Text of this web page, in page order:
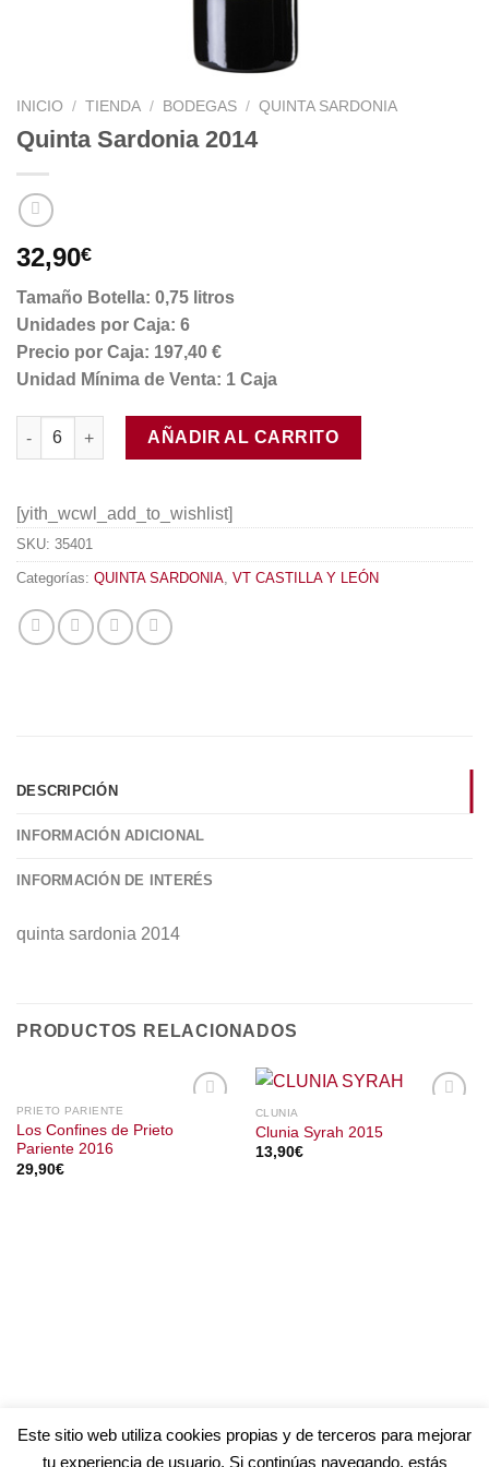
INICIO / TIENDA / BODEGAS / QUINTA SARDONIA
Quinta Sardonia 2014
32,90€
Tamaño Botella: 0,75 litros
Unidades por Caja: 6
Precio por Caja: 197,40 €
Unidad Mínima de Venta: 1 Caja
Quinta Sardonia 2014 cantidad
AÑADIR AL CARRITO
[yith_wcwl_add_to_wishlist]
SKU: 35401
Categorías: QUINTA SARDONIA, VT CASTILLA Y LEÓN
DESCRIPCIÓN
INFORMACIÓN ADICIONAL
INFORMACIÓN DE INTERÉS
quinta sardonia 2014
PRODUCTOS RELACIONADOS
PRIETO PARIENTE
Los Confines de Prieto
Pariente 2016
29,90€
CLUNIA
Clunia Syrah 2015
13,90€
Este sitio web utiliza cookies propias y de terceros para mejorar
tu experiencia de usuario. Si continúas navegando, estás